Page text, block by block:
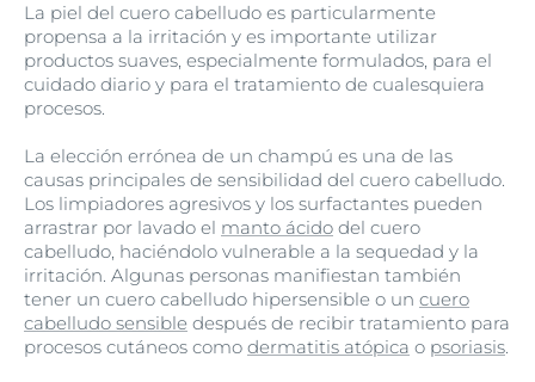
La piel del cuero cabelludo es particularmente
propensa a la irritación y es importante utilizar
productos suaves, especialmente formulados, para el
cuidado diario y para el tratamiento de cualesquiera
procesos.
La elección errónea de un champú es una de las
causas principales de sensibilidad del cuero cabelludo.
Los limpiadores agresivos y los surfactantes pueden
arrastrar por lavado el manto ácido del cuero
cabelludo, haciéndolo vulnerable a la sequedad y la
irritación. Algunas personas manifiestan también
tener un cuero cabelludo hipersensible o un cuero
cabelludo sensible después de recibir tratamiento para
procesos cutáneos como dermatitis atópica o psoriasis.